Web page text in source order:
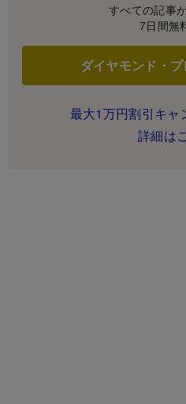
すべての記事
7日間無
ダイヤモンド・
最大1万円割引キャ
詳細は